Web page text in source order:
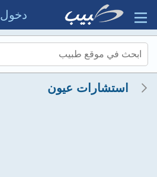
دخول
استشارات عيون